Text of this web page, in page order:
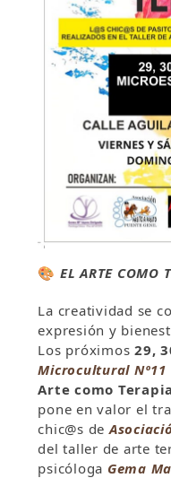
🎨 EL ARTE COMO
La creatividad se
expresión y
Los próximos29,
Microcultural Nº11
Arte como
pone en valor el
chic@s de
del taller de arte
psicóloga Gema